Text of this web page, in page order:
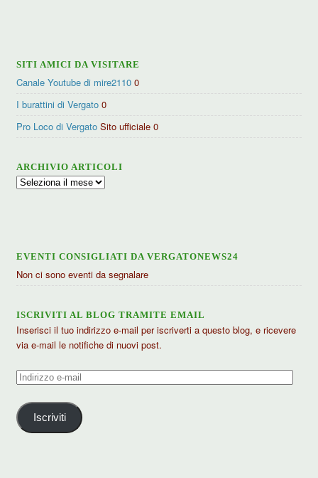
SITI AMICI DA VISITARE
Canale Youtube di mire2110 0
I burattini di Vergato 0
Pro Loco di Vergato Sito ufficiale 0
ARCHIVIO ARTICOLI
Archivio
EVENTI CONSIGLIATI DA VERGATONEWS24
Non ci sono eventi da segnalare
ISCRIVITI AL BLOG TRAMITE EMAIL
Inserisci il tuo indirizzo e-mail per iscriverti a questo blog, e ricevere
via e-mail le notifiche di nuovi post.
Indirizzo
mail
Iscriviti